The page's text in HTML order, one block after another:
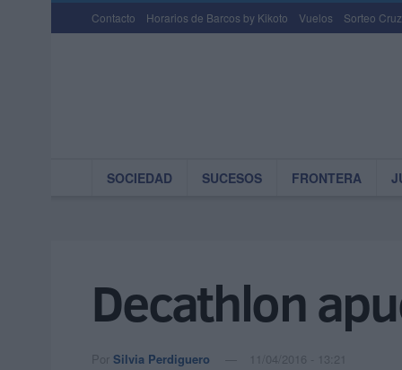
Contacto Horarios de Barcos by Kikoto Vuelos Sorteo
SOCIEDAD SUCESOS FRONTERA
Decathlon
Por Silvia Perdiguero 11/04/2016 - 13:21